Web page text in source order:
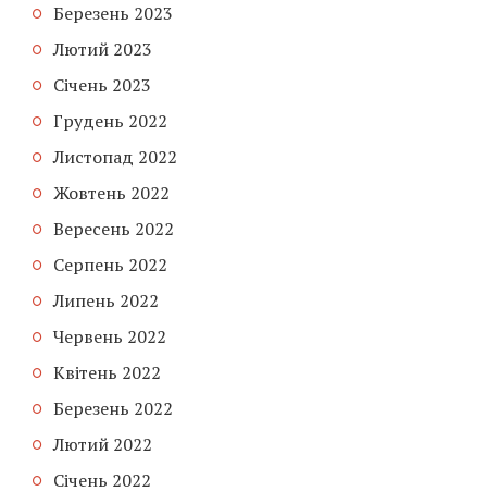
Березень 2023
Лютий 2023
Січень 2023
Грудень 2022
Листопад 2022
Жовтень 2022
Вересень 2022
Серпень 2022
Липень 2022
Червень 2022
Квітень 2022
Березень 2022
Лютий 2022
Січень 2022